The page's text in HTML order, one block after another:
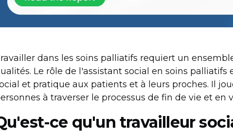
dans les soins palliatifs requiert un
Le rôle de l'assistant social en soins
et pratique aux patients et à leurs proches. Il
à traverser le processus de fin de vie et
ce qu'un travailleur